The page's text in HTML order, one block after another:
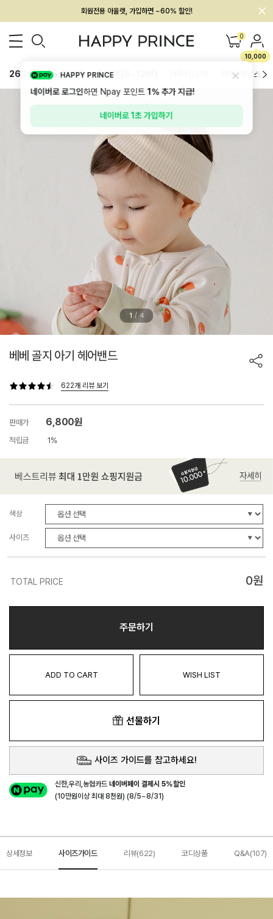
멤버십 최대 28,000원 혜택
0
10,000
26SS 신상 BEST BABY[6~12M] 하의/레깅스
1 / 4
베베 골지 아기 헤어밴드
622개 리뷰 보기
판매가 6,800원
적립금 1%
색상
사이즈
TOTAL PRICE 0원
주문하기
ADD TO CART WISH LIST
선물하기
사이즈 가이드를 참고하세요!
신한,우리,농협카드네이버페이 결제시 5%할인
(10만원이상 최대 8천원) (8/5~8/31)
상세정보 사이즈가이드 리뷰(622) 코디상품 Q&A(107)
HAPPY PRINCE
네이버로 로그인하면 Npay 포인트1%추가 지급!
네이버로 1초 가입하기